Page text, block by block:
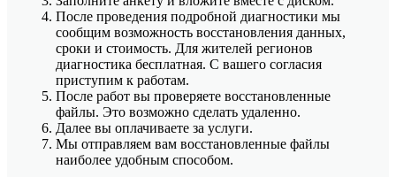
После проведения подробной диагностики мы
сообщим возможность восстановления данных,
сроки и стоимость. Для жителей регионов
диагностика бесплатная. С вашего согласия
приступим к работам.
После работ вы проверяете восстановленные
файлы. Это возможно сделать удаленно.
Далее вы оплачиваете за услуги.
Мы отправляем вам восстановленные файлы
наиболее удобным способом.